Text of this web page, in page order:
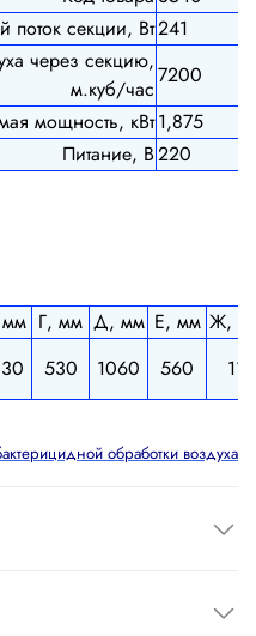
поток секции, Вт241
через секцию,
м.куб/час
7200
мощность, кВт1,875
Питание, В220
Г, мм Д, мм Е, мм Ж,
530 1060 560 11
обработки воздуха